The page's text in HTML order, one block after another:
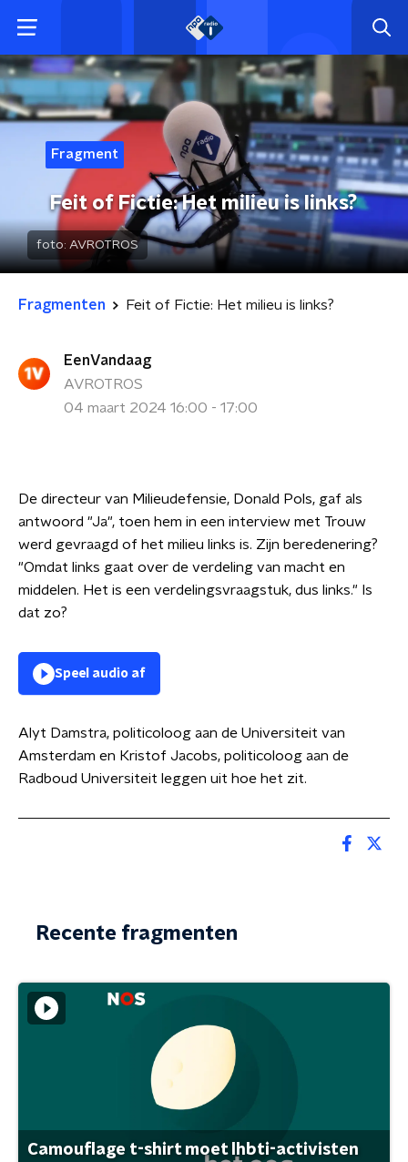
Fragment
Feit of Fictie: Het milieu is links?
foto: AVROTROS
Fragmenten Feit of Fictie: Het milieu is links?
EenVandaag
AVROTROS
04 maart 2024 16:00 - 17:00
De directeur van Milieudefensie, Donald Pols, gaf als
antwoord "Ja", toen hem in een interview met Trouw
werd gevraagd of het milieu links is. Zijn beredenering?
"Omdat links gaat over de verdeling van macht en
middelen. Het is een verdelingsvraagstuk, dus links." Is
dat zo?
Speel audio af
Alyt Damstra, politicoloog aan de Universiteit van
Amsterdam en Kristof Jacobs, politicoloog aan de
Radboud Universiteit leggen uit hoe het zit.
Recente fragmenten
Camouflage t-shirt moet lhbti-activisten